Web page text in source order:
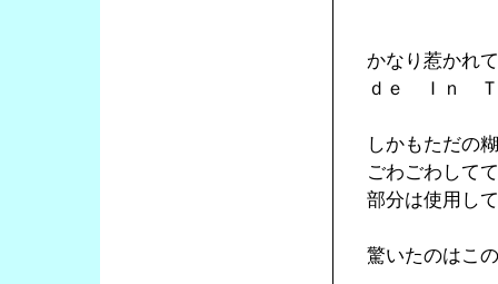
かなり惹かれ
ｄｅ Ｉｎ Ｔ
しかもただの
ごわごわして
部分は使用し
驚いたのはこ